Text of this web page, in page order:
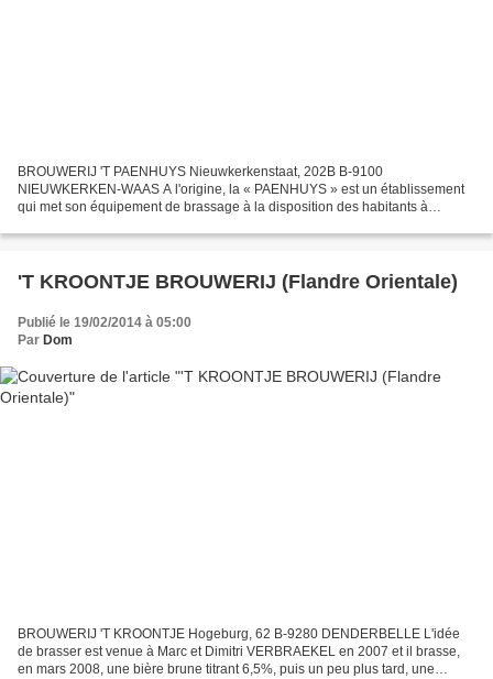
BROUWERIJ 'T PAENHUYS Nieuwkerkenstaat, 202B B-9100
NIEUWKERKEN-WAAS A l'origine, la « PAENHUYS » est un établissement
qui met son équipement de brassage à la disposition des habitants à
'T KROONTJE BROUWERIJ (Flandre Orientale)
Publié le 19/02/2014 à 05:00
Par Dom
BROUWERIJ 'T KROONTJE Hogeburg, 62 B-9280 DENDERBELLE L'idée
de brasser est venue à Marc et Dimitri VERBRAEKEL en 2007 et il brasse,
en mars 2008, une bière brune titrant 6,5%, puis un peu plus tard, une